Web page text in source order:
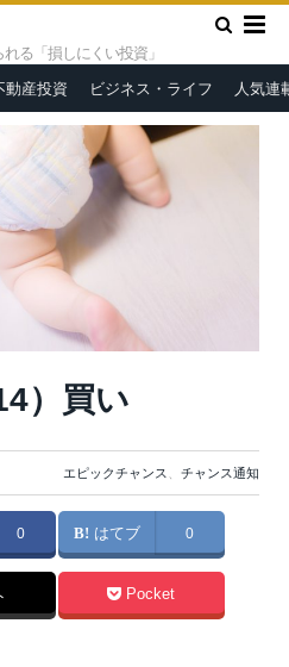
る「損しにくい投資」
動産投資 ビジネス・ライフ 人気連
）買い
エピックチャンス、 チャンス通知
0 はてブ 0
Pocket